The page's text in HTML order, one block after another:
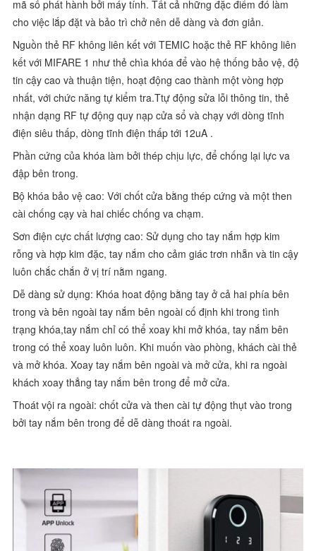
mã số phát hành bởi máy tính. Tất cả những đặc điểm đó làm
cho việc lắp đặt và bảo trì chở nên dễ dàng và đơn giản.
Nguồn thẻ RF không liên kết với TEMIC hoặc thẻ RF không liên
kết với MIFARE 1 như thẻ chìa khóa để vào hệ thống bảo vệ, độ
tin cậy cao và thuận tiện, hoạt động cao thành một vòng hợp
nhất, với chức năng tự kiểm tra.Ttự động sửa lỗi thông tin, thẻ
nhận dạng RF tự động quy nạp cửa sổ và chạy với dòng tĩnh
điện siêu thấp, dòng tĩnh điện thấp tới 12uA .
Phần cứng của khóa làm bởi thép chịu lực, để chống lại lực va
đập bên trong.
Bộ khóa bảo vệ cao: Với chốt cửa bằng thép cứng và một then
cài chống cạy và hai chiếc chống va chạm.
Sơn điện cực chất lượng cao: Sử dụng cho tay nắm hợp kim
rỗng và hợp kim đặc, tay nắm cho cảm giác trơn nhẵn và tin cậy
luôn chắc chắn ở vị trí nằm ngang.
Dễ dàng sử dụng: Khóa hoat động bằng tay ở cả hai phía bên
trong và bên ngoài tay nắm bên ngoài cố định khi trong tình
trạng khóa,tay nắm chỉ có thể xoay khi mở khóa, tay nắm bên
trong có thể xoay luôn luôn. Khi muốn vào phòng, khách cài thẻ
và mở khóa. Xoay tay nắm bên ngoài và mở cửa, khi ra ngoài
khách xoay thẳng tay nắm bên trong để mở cửa.
Thoát vội ra ngoài: chốt cửa và then cài tự động thụt vào trong
bởi tay nắm bên trong để dễ dàng thoát ra ngoài.